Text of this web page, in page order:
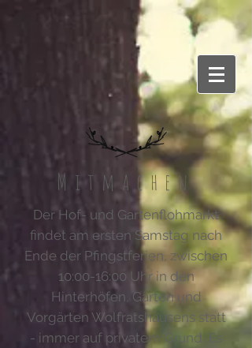
Mitmachen
Der Hof- und Gartenflohmarkt
findet am ersten Samstag nach
Ende der Pfingstferien, zwischen
10:00-16:00 Uhr in den
Hinterhöfen, Gärten und
Vorgärten Wolfratshausens statt
- immer auf privatem Grund. Es